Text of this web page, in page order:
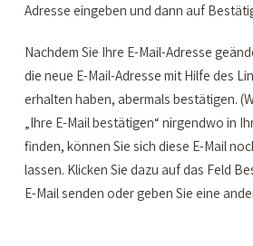
Adresse eingeben und dann auf
Nachdem Sie Ihre E-Mail-Adresse
die neue E-Mail-Adresse mit Hilfe des
erhalten haben, abermals bestätigen.
„Ihre E-Mail bestätigen“ nirgendwo in
finden, können Sie sich diese E-Mail
lassen. Klicken Sie dazu auf das Feld
E-Mail senden oder geben Sie eine